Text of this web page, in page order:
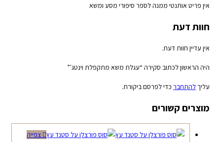
אין פריט אותנטי ממנה לספר סיפורי מסע ומשא
חוות דעת
אין עדיין חוות דעת.
היה הראשון לכתוב סקירה “עגלת משא מתקפלת וינטג'”
עליךלהתחבר כדי לפרסם ביקורת.
מוצרים קשורים
צפייה